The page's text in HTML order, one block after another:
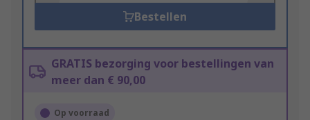
Bestellen
GRATIS bezorging voor bestellingen van
meer dan € 90,00
Op voorraad